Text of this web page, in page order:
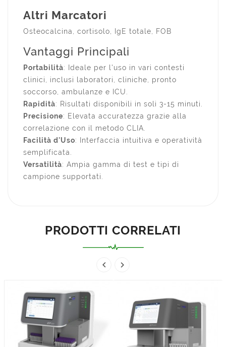
Altri Marcatori
Osteocalcina, cortisolo, IgE totale, FOB
Vantaggi Principali
Portabilità: Ideale per l'uso in vari contesti
clinici, inclusi laboratori, cliniche, pronto
soccorso, ambulanze e ICU.
Rapidità: Risultati disponibili in soli 3-15 minuti.
Precisione: Elevata accuratezza grazie alla
correlazione con il metodo CLIA.
Facilità d'Uso: Interfaccia intuitiva e operatività
semplificata.
Versatilità: Ampia gamma di test e tipi di
campione supportati.
PRODOTTI CORRELATI
 